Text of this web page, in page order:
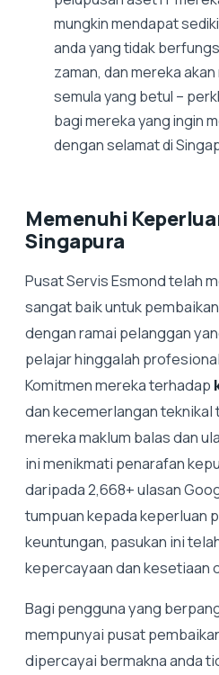
mungkin mendapat
anda yang tidak
zaman, dan mereka
semula yang betul –
bagi mereka yang ingin
dengan selamat di
Memenuhi
Singapura
Pusat Servis Esmond telah
sangat baik untuk
dengan ramai pelanggan
pelajar hinggalah
Komitmen mereka terhadap
dan kecemerlangan teknikal
mereka maklum balas dan
ini menikmati penarafan
daripada 2,668+ ulasan
tumpuan kepada keperluan
keuntungan, pasukan ini
kepercayaan dan kesetiaan
Bagi pengguna yang
mempunyai pusat
dipercayai bermakna anda